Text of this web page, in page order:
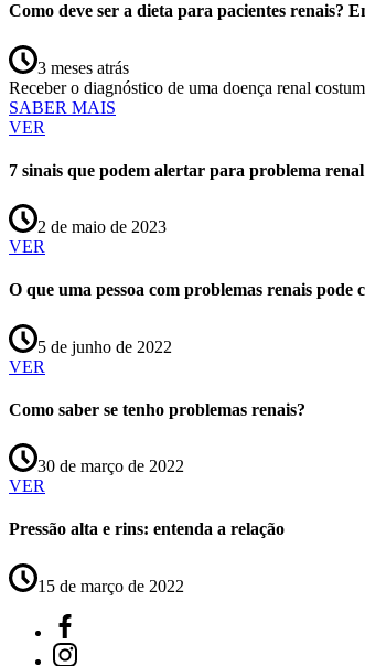
Como deve ser a dieta para pacientes renais?
3 meses atrás
Receber o diagnóstico de uma doença renal
SABER MAIS
VER
7 sinais que podem alertar para problema renal
2 de maio de 2023
VER
O que uma pessoa com problemas renais pode
5 de junho de 2022
VER
Como saber se tenho problemas renais?
30 de março de 2022
VER
Pressão alta e rins: entenda a relação
15 de março de 2022